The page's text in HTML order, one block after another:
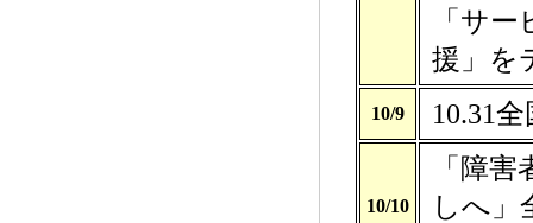
「サ
援」を
10/9 10.31
10/10
「障
しへ」